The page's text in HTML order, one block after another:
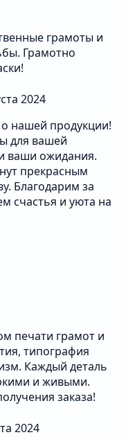
грамоты и
Грамотно
2024
нашей продукции!
для вашей
ваши ожидания.
прекрасным
Благодарим за
счастья и уюта на
печати грамот и
типография
Каждый деталь
и живыми.
заказа!
2024